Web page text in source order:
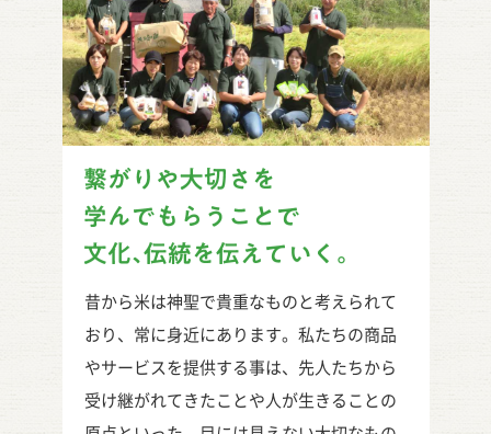
文化、伝統を伝えていく。
昔から米は神聖で貴重なものと考えられて
おり、常に身近にあります。私たちの商品
やサービスを提供する事は、先人たちから
受け継がれてきたことや人が生きることの